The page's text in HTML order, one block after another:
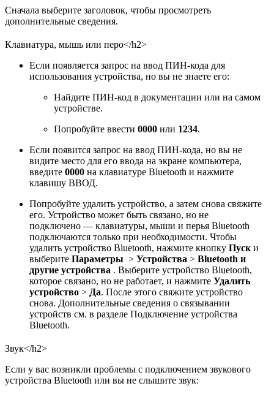
Сначала выберите заголовок, чтобы просмотреть
дополнительные сведения.
Клавиатура, мышь или перо</h2>
Если появляется запрос на ввод ПИН-кода для
использования устройства, но вы не знаете его:
Найдите ПИН-код в документации или на самом
устройстве.
Попробуйте ввести 0000 или 1234.
Если появится запрос на ввод ПИН-кода, но вы не
видите место для его ввода на экране компьютера,
введите 0000 на клавиатуре Bluetooth и нажмите
клавишу ВВОД.
Попробуйте удалить устройство, а затем снова свяжите
его. Устройство может быть связано, но не
подключено — клавиатуры, мыши и перья Bluetooth
подключаются только при необходимости. Чтобы
удалить устройство Bluetooth, нажмите кнопку Пуск и
выберите Параметры > Устройства > Bluetooth и
другие устройства . Выберите устройство Bluetooth,
которое связано, но не работает, и нажмите Удалить
устройство > Да. После этого свяжите устройство
снова. Дополнительные сведения о связывании
устройств см. в разделе Подключение устройства
Bluetooth.
Звук</h2>
Если у вас возникли проблемы с подключением звукового
устройства Bluetooth или вы не слышите звук: